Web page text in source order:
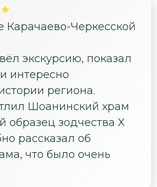
Черкесской
экскурсию, показал
интересно
региона.
Шоанинский храм
зодчества X
рассказал об
что было очень